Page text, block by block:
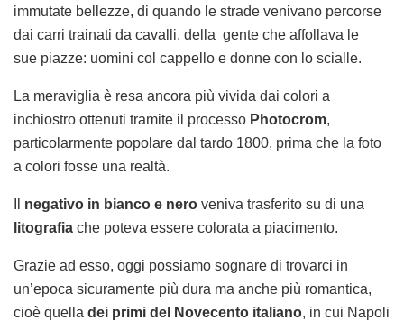
immutate bellezze, di quando le strade venivano percorse
dai carri trainati da cavalli, della gente che affollava le
sue piazze: uomini col cappello e donne con lo scialle.
La meraviglia è resa ancora più vivida dai colori a
inchiostro ottenuti tramite il processo Photocrom,
particolarmente popolare dal tardo 1800, prima che la foto
a colori fosse una realtà.
negativo in bianco e nero veniva trasferito su di una
litografia che poteva essere colorata a piacimento.
Grazie ad esso, oggi possiamo sognare di trovarci in
un’epoca sicuramente più dura ma anche più romantica,
cioè quella dei primi del Novecento italiano, in cui Napoli